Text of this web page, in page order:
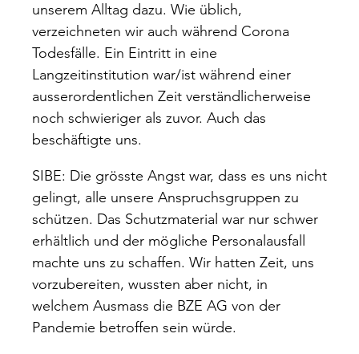
unserem Alltag dazu. Wie üblich,
verzeichneten wir auch während Corona
Todesfälle. Ein Eintritt in eine
Langzeitinstitution war/ist während einer
ausserordentlichen Zeit verständlicherweise
noch schwieriger als zuvor. Auch das
beschäftigte uns.
SIBE: Die grösste Angst war, dass es uns nicht
gelingt, alle unsere Anspruchsgruppen zu
schützen. Das Schutzmaterial war nur schwer
erhältlich und der mögliche Personalausfall
machte uns zu schaffen. Wir hatten Zeit, uns
vorzubereiten, wussten aber nicht, in
welchem Ausmass die BZE AG von der
Pandemie betroffen sein würde.